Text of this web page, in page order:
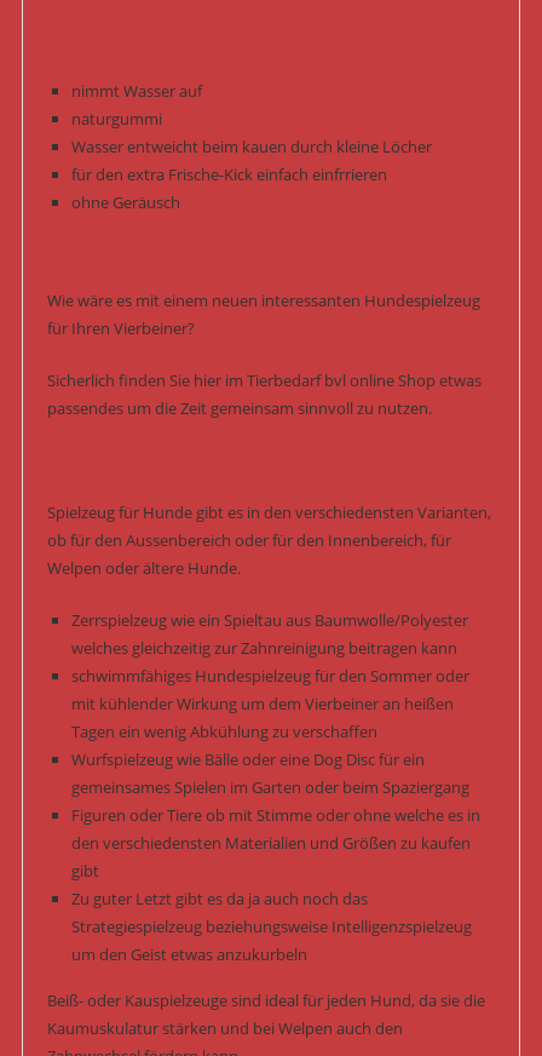
nimmt Wasser auf
naturgummi
Wasser entweicht beim kauen durch kleine Löcher
für den extra Frische-Kick einfach einfrrieren
ohne Geräusch
Wie wäre es mit einem neuen interessanten Hundespielzeug
für Ihren Vierbeiner?
Sicherlich finden Sie hier im Tierbedarf bvl online Shop etwas
passendes um die Zeit gemeinsam sinnvoll zu nutzen.
Spielzeug für Hunde gibt es in den verschiedensten Varianten,
ob für den Aussenbereich oder für den Innenbereich, für
Welpen oder ältere Hunde.
Zerrspielzeug wie ein Spieltau aus Baumwolle/Polyester
welches gleichzeitig zur Zahnreinigung beitragen kann
schwimmfähiges Hundespielzeug für den Sommer oder
mit kühlender Wirkung um dem Vierbeiner an heißen
Tagen ein wenig Abkühlung zu verschaffen
Wurfspielzeug wie Bälle oder eine Dog Disc für ein
gemeinsames Spielen im Garten oder beim Spaziergang
Figuren oder Tiere ob mit Stimme oder ohne welche es in
den verschiedensten Materialien und Größen zu kaufen
gibt
Zu guter Letzt gibt es da ja auch noch das
Strategiespielzeug beziehungsweise Intelligenzspielzeug
um den Geist etwas anzukurbeln
Beiß- oder Kauspielzeuge sind ideal für jeden Hund, da sie die
Kaumuskulatur stärken und bei Welpen auch den